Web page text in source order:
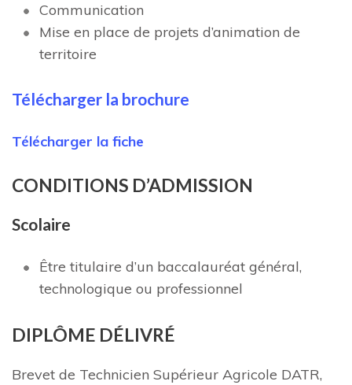
Communication
Mise en place de projets d’animation de
territoire
Télécharger la brochure
Télécharger la fiche
CONDITIONS D’ADMISSION
Scolaire
Être titulaire d’un baccalauréat général,
technologique ou professionnel
DIPLÔME DÉLIVRÉ
Brevet de Technicien Supérieur Agricole DATR,